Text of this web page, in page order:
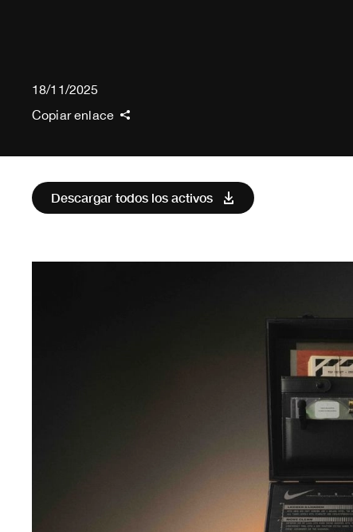
18/11/2025
Copiar enlace
Descargar todos los activos